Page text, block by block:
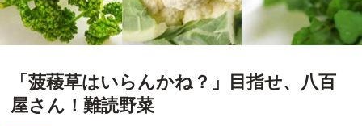
「菠薐草はいらんかね？」目指せ、八百
屋さん！難読野菜